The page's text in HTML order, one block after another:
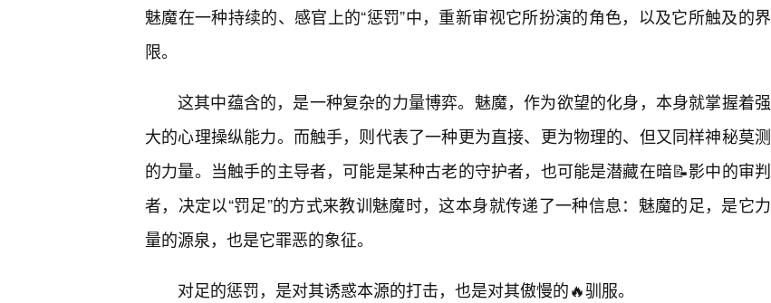
魅魔在一种持续的、感官上的“惩罚”中，重新审视它所扮演的角色，以及它所触及的界
限。
这其中蕴含的，是一种复杂的力量博弈。魅魔，作为欲望的化身，本身就掌握着强
大的心理操纵能力。而触手，则代表了一种更为直接、更为物理的、但又同样神秘莫测
的力量。当触手的主导者，可能是某种古老的守护者，也可能是潜藏在暗📝影中的审判
者，决定以“罚足”的方式来教训魅魔时，这本身就传递了一种信息：魅魔的足，是它力
量的源泉，也是它罪恶的象征。
对足的惩罚，是对其诱惑本源的打击，也是对其傲慢的🔥驯服。